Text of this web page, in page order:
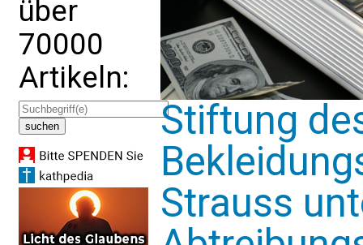
über
70000
Artikeln:
Stiftung
Strauss